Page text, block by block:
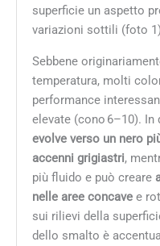
superficie un aspetto
variazioni sottili (foto
Sebbene
temperatura, molti
performance
elevate (cono 6–10).
evolve verso un nero
accenni grigiastri,
più fluido e può creare
nelle aree concavee
sui rilievi della
dello smalto è